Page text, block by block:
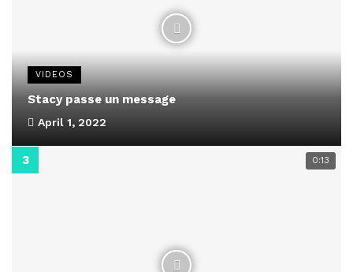
VIDEOS
Stacy passe un message
April 1, 2022
0:13